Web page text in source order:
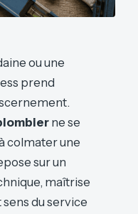
ou une
prend
ne se
colmater une
sur un
maîtrise
du service